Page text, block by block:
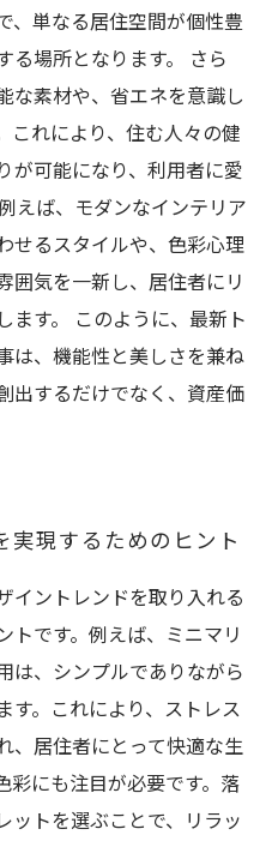
、単なる居住空間が個性豊
る場所となります。 さら
な素材や、省エネを意識し
これにより、住む人々の健
が可能になり、利用者に愛
えば、モダンなインテリア
せるスタイルや、色彩心理
囲気を一新し、居住者にリ
ます。 このように、最新ト
は、機能性と美しさを兼ね
出するだけでなく、資産価
実現するためのヒント
イントレンドを取り入れる
トです。例えば、ミニマリ
は、シンプルでありながら
す。これにより、ストレス
、居住者にとって快適な生
彩にも注目が必要です。落
ットを選ぶことで、リラッ